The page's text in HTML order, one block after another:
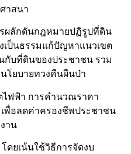
าสนา
ผลักดันกฎหมายปฏิรูปที่ดิน
เป็นธรรมแก้ปัญหาแนวเขต
บที่ดินของประชาชน รวม
โยบายทวงคืนผืนป่า
ไฟฟ้า การคำนวณราคา
พื่อลดค่าครองชีพประชาชน
าน
ดยเน้นใช้วิธีการจัดงบ